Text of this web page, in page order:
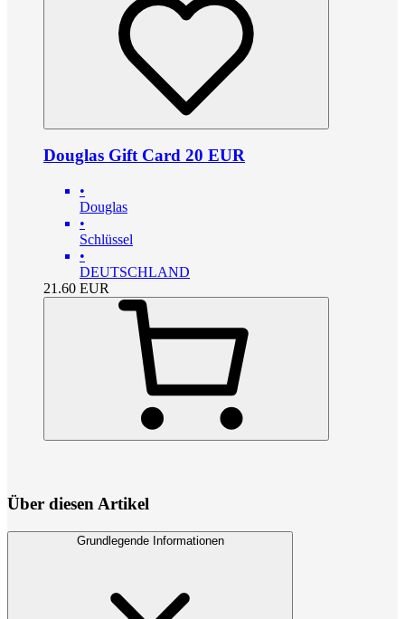
Douglas Gift Card 20 EUR
•
Douglas
•
Schlüssel
•
DEUTSCHLAND
21.60 EUR
Über diesen Artikel
Grundlegende Informationen